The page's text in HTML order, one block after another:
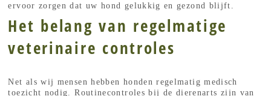
ervoor zorgen dat uw hond gelukkig en gezond blijft.
Het belang van regelmatige
veterinaire controles
Net als wij mensen hebben honden regelmatig medisch
toezicht nodig. Routinecontroles bij de dierenarts zijn van